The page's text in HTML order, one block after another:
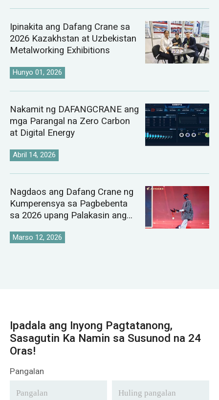
Ipinakita ang Dafang Crane sa
2026 Kazakhstan at Uzbekistan
Metalworking Exhibitions
Hunyo 01, 2026
Nakamit ng DAFANGCRANE ang
mga Parangal na Zero Carbon
at Digital Energy
Abril 14, 2026
Nagdaos ang Dafang Crane ng
Kumperensya sa Pagbebenta
sa 2026 upang Palakasin ang
Pamilihan ng Crane
Marso 12, 2026
Ipadala ang Inyong Pagtatanong,
Sasagutin Ka Namin sa Susunod na 24
Oras!
Pangalan